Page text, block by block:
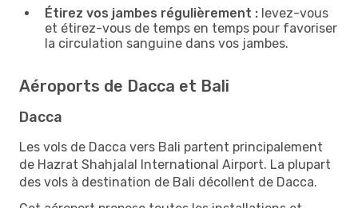
Étirez vos jambes régulièrement : levez-vous
et étirez-vous de temps en temps pour favoriser
la circulation sanguine dans vos jambes.
Aéroports de Dacca et Bali
Dacca
Les vols de Dacca vers Bali partent principalement
de Hazrat Shahjalal International Airport. La plupart
des vols à destination de Bali décollent de Dacca.